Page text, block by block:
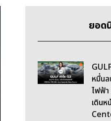
ยอด
หมื่น
ไฟฟ้
เดิน